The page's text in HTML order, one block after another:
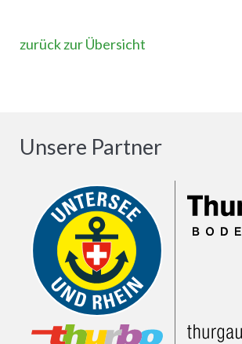
zurück zur Übersicht
Unsere Partner